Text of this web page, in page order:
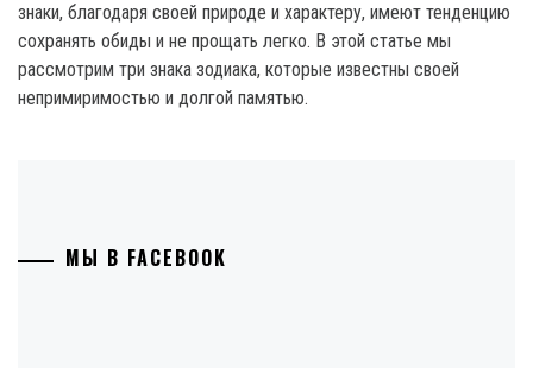
знаки, благодаря своей природе и характеру, имеют тенденцию
сохранять обиды и не прощать легко. В этой статье мы
рассмотрим три знака зодиака, которые известны своей
непримиримостью и долгой памятью.
МЫ В FACEBOOK